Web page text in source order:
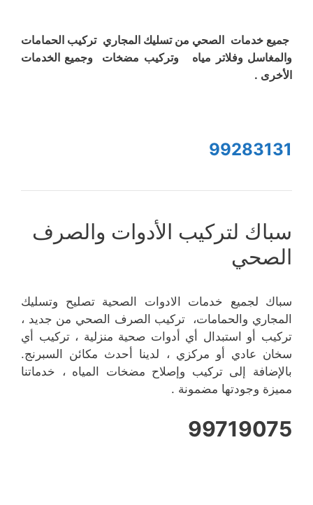
جميع خدمات الصحي من تسليك المجاري تركيب الحمامات
والمغاسل وفلاتر مياه وتركيب مضخات وجميع الخدمات
الأخرى .
99283131
سباك لتركيب الأدوات والصرف
الصحي
سباك لجميع خدمات الادوات الصحية تصليح وتسليك
المجاري والحمامات، تركيب الصرف الصحي من جديد ،
تركيب أو استبدال أي أدوات صحية منزلية ، تركيب أي
سخان عادي أو مركزي ، لدينا أحدث مكائن السبرنج.
بالإضافة إلى تركيب وإصلاح مضخات المياه ، خدماتنا
مميزة وجودتها مضمونة .
99719075